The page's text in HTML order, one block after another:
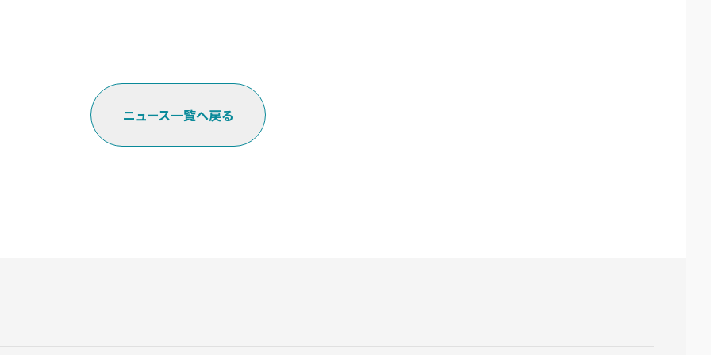
ニュース一覧へ戻る